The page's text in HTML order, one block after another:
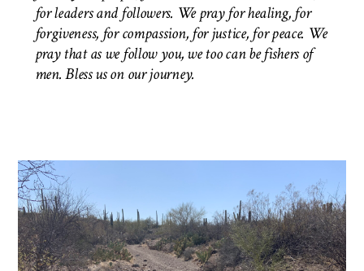
for leaders and followers. We pray for healing, for
forgiveness, for compassion, for justice, for peace. We
pray that as we follow you, we too can be fishers of
men.Bless us on our journey.